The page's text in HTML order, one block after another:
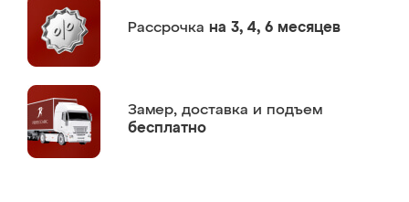
Рассрочка на 3, 4, 6 месяцев
Замер, доставка и подъем
бесплатно